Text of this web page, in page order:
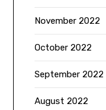
November 2022
October 2022
September 2022
August 2022